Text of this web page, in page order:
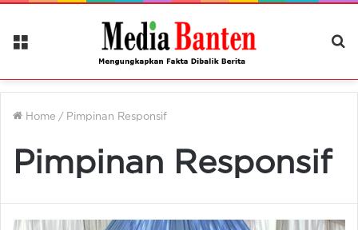
Menu
Home / Pimpinan Responsif
Pimpinan Responsif